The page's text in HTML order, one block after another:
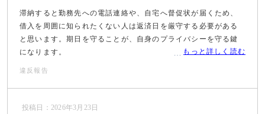
滞納すると勤務先への電話連絡や、自宅へ督促状が届くため、
借入を周囲に知られたくない人は返済日を厳守する必要がある
と思います。期日を守ることが、自身のプライバシーを守る鍵
になります。
もっと詳しく読む
違反報告
投稿日：2026年3月23日